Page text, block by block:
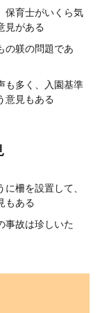
保育士がいくら気
見がある
の躾の問題であ
も多く、入園基準
意見もある
柵を設置して、
もある
事故は珍しいた